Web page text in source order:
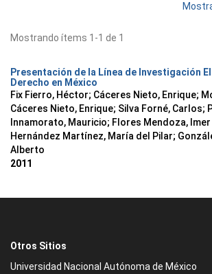
Mostrando ítems 1-1 de 1
Presentación de la Línea de Investigación
Derecho en México
Fix Fierro, Héctor; Cáceres Nieto, Enrique;
Cáceres Nieto, Enrique; Silva Forné, Carlos;
Innamorato, Mauricio; Flores Mendoza, Imer
Hernández Martínez, María del Pilar;
Alberto
2011
Otros Sitios
Universidad Nacional Autónoma de México